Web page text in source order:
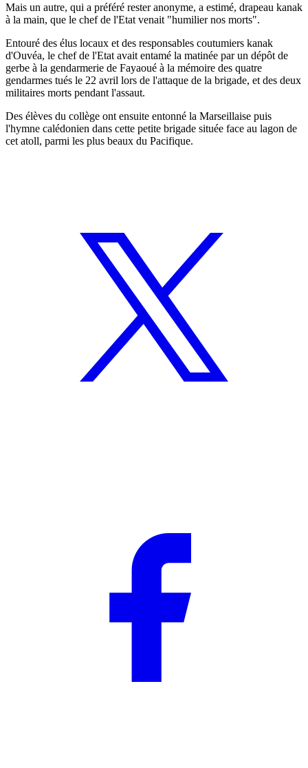
Mais un autre, qui a préféré rester anonyme, a estimé, drapeau kanak
à la main, que le chef de l'Etat venait "humilier nos morts".
Entouré des élus locaux et des responsables coutumiers kanak
d'Ouvéa, le chef de l'Etat avait entamé la matinée par un dépôt de
gerbe à la gendarmerie de Fayaoué à la mémoire des quatre
gendarmes tués le 22 avril lors de l'attaque de la brigade, et des deux
militaires morts pendant l'assaut.
Des élèves du collège ont ensuite entonné la Marseillaise puis
l'hymne calédonien dans cette petite brigade située face au lagon de
cet atoll, parmi les plus beaux du Pacifique.